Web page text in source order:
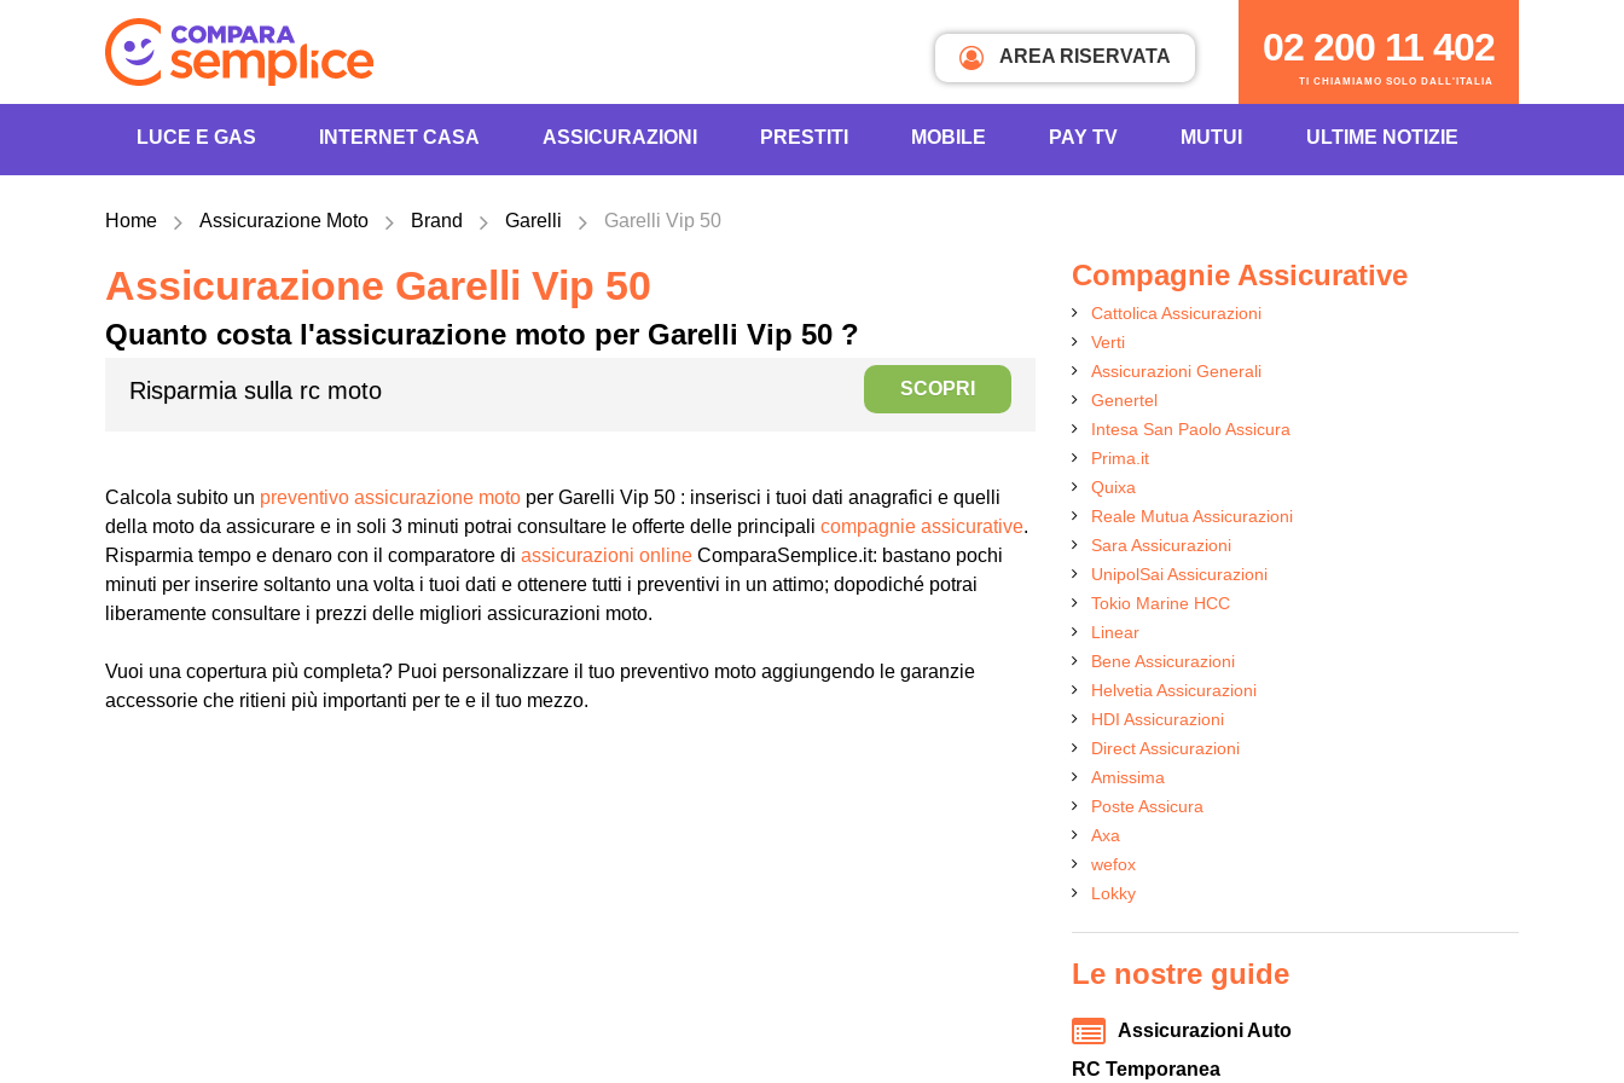
TI CHIAMIAMO SOLO DALL'ITALIA
02 200 11 402
AREA RISERVATA
LUCE E GAS INTERNET CASA ASSICURAZIONI PRESTITI MOBILE PAY TV MUTUI ULTIME NOTIZIE
Home Assicurazione Moto Brand Garelli Garelli Vip 50
Assicurazione Garelli Vip 50
Quanto costa l'assicurazione moto per Garelli Vip 50 ?
Risparmia sulla rc moto SCOPRI
Calcola subito un preventivo assicurazione moto per Garelli Vip 50 : inserisci i tuoi dati anagrafici e quelli
della moto da assicurare e in soli 3 minuti potrai consultare le offerte delle principali compagnie assicurative.
Risparmia tempo e denaro con il comparatore di assicurazioni online ComparaSemplice.it: bastano pochi
minuti per inserire soltanto una volta i tuoi dati e ottenere tutti i preventivi in un attimo; dopodiché potrai
liberamente consultare i prezzi delle migliori assicurazioni moto.
Vuoi una copertura più completa? Puoi personalizzare il tuo preventivo moto aggiungendo le garanzie
accessorie che ritieni più importanti per te e il tuo mezzo.
Compagnie Assicurative
Cattolica Assicurazioni
Verti
Assicurazioni Generali
Genertel
Intesa San Paolo Assicura
Prima.it
Quixa
Reale Mutua Assicurazioni
Sara Assicurazioni
UnipolSai Assicurazioni
Tokio Marine HCC
Linear
Bene Assicurazioni
Helvetia Assicurazioni
HDI Assicurazioni
Direct Assicurazioni
Amissima
Poste Assicura
Axa
wefox
Lokky
Le nostre guide
Assicurazioni Auto
RC Temporanea